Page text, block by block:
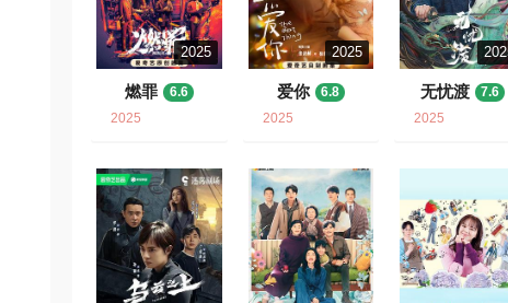
2025
燃罪
6.6
2025
2025
爱你
6.8
2025
无忧渡
7.6
2025